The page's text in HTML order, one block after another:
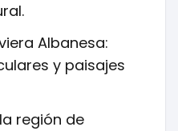
Albanesa:
y paisajes
región de